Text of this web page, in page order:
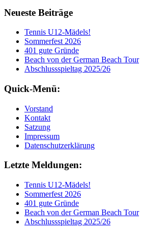
Neueste Beiträge
Tennis U12-Mädels!
Sommerfest 2026
401 gute Gründe
Beach von der German Beach Tour
Abschlussspieltag 2025/26
Quick-Menü:
Vorstand
Kontakt
Satzung
Impressum
Datenschutzerklärung
Letzte Meldungen:
Tennis U12-Mädels!
Sommerfest 2026
401 gute Gründe
Beach von der German Beach Tour
Abschlussspieltag 2025/26